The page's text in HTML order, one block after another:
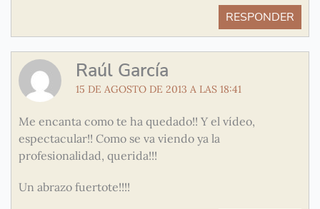
RESPONDER
Raúl García
15 DE AGOSTO DE 2013 A LAS 18:41
Me encanta como te ha quedado!! Y el vídeo,
espectacular!! Como se va viendo ya la
profesionalidad, querida!!!
Un abrazo fuertote!!!!